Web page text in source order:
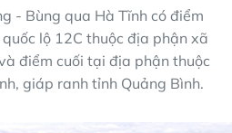
- Bùng qua Hà Tĩnh có điểm
lộ 12C thuộc địa phận xã
điểm cuối tại địa phận thuộc
giáp ranh tỉnh Quảng Bình.